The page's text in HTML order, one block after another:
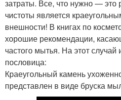
затраты. Все, что нужно — это
чистоты является
внешности! В книгах по
хорошие рекомендации,
частого мытья. На этот
пословица:
Краеугольный камень
представлен в виде бруска